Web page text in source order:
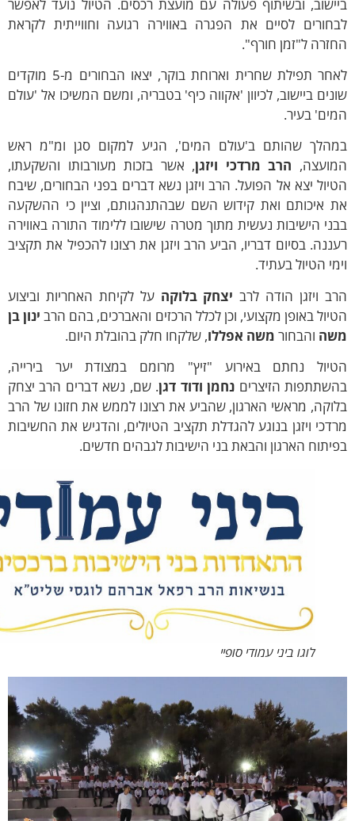
ובשיתוף פעולה עם מועצת רכסים. הטיול נועד לאפשר
לסיים את הפגרה באווירה רגועה וחווייתית לקראת
ל"זמן חורף".
לאחר תפילת שחרית וארוחת בוקר, יצאו הבחורים מ-5 מוקדים
ביישוב, לכיוון 'אקווה כיף' בטבריה, ומשם המשיכו אל 'עולם
בעיר.
שהותם ב'עולם המים', הגיע למקום סגן ומ"מ ראש
הרב מרדכי ויזגן , אשר בזכות מעורבותו והשקעתו,
יצא אל הפועל. הרב ויזגן נשא דברים בפני הבחורים, שיבח
ואת קידוש השם שבהתנהגותם, וציין כי ההשקעה
הישיבות נעשית מתוך מטרה שישובו ללימוד התורה באווירה
בסיום דבריו, הביע הרב ויזגן את רצונו להכפיל את תקציב
הטיול בעתיד.
ויזגן הודה לרביצחק בלוקהעל לקיחת האחריות וביצוע
באופן מקצועי, וכן לכלל הרכזים והאברכים, בהם הרבינון בן
והבחורמשה אפללו, שלקחו חלק בהובלת היום.
נחתם באירוע "זיץ" מרומם במצודת יער בירייה,
הזיצריםנחמן ודוד דגן. שם, נשא דברים הרב יצחק
מראשי הארגון, שהביע את רצונו לממש את חזונו של הרב
ויזגן בנוגע להגדלת תקציב הטיולים, והדגיש את החשיבות
הארגון והבאת בני הישיבות לגבהים חדשים.
לוגו ביני עמודי סופיי